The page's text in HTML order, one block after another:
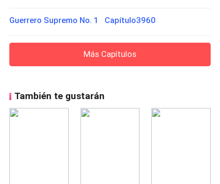
Guerrero Supremo No. 1 Capítulo3960
Más Capítulos
También te gustarán